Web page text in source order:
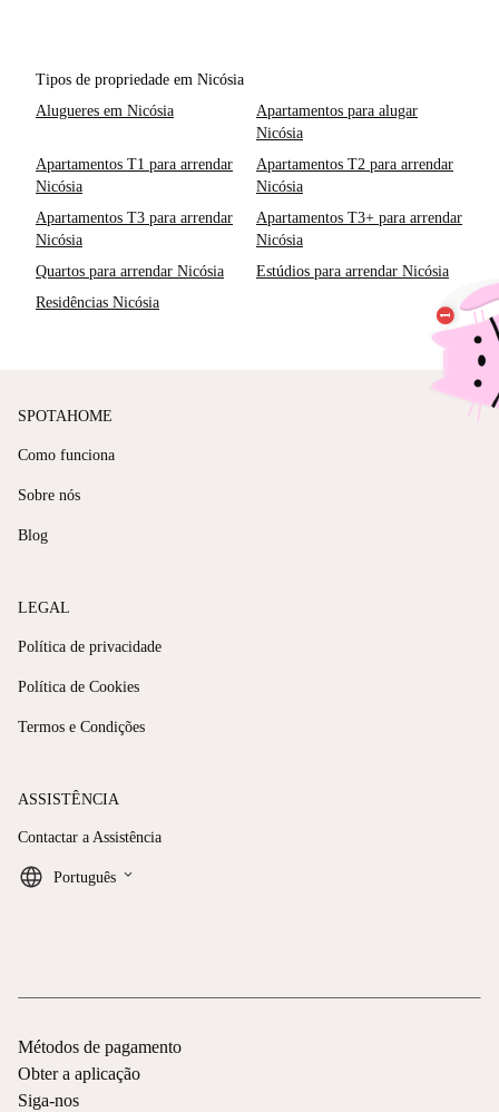
Tipos de propriedade em Nicósia
Alugueres em Nicósia
Apartamentos para alugar
Nicósia
Apartamentos T1 para arrendar
Nicósia
Apartamentos T2 para arrendar
Nicósia
Apartamentos T3 para arrendar
Nicósia
Apartamentos T3+ para arrendar
Nicósia
Quartos para arrendar Nicósia
Estúdios para arrendar Nicósia
Residências Nicósia
SPOTAHOME
Como funciona
Sobre nós
Blog
LEGAL
Política de privacidade
Política de Cookies
Termos e Condições
ASSISTÊNCIA
Contactar a Assistência
Português keyboard_arrow_down
Métodos de pagamento
Obter a aplicação
Siga-nos